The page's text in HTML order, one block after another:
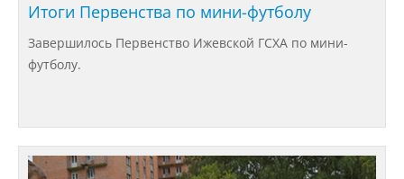
Вакантные места для приёма
(перевода) обучающихся
Международное сотрудничество
Итоги Первенства по мини-футболу
Завершилось Первенство Ижевской ГСХА по мини-
футболу.